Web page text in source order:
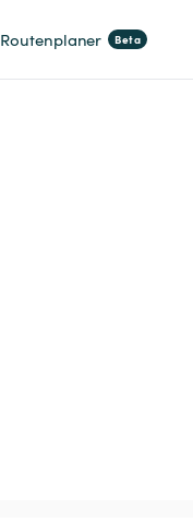
Routenplaner Beta